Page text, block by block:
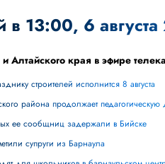
в 13:00, 6
Алтайского края в эфире
строителей исполнится 8 августа
района продолжает
ее сообщниц задержали в Бийске
супруги из Барнаула